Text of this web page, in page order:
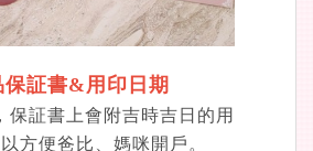
保証書&用印日期
保証書上會附吉時吉日的用
方便爸比、媽咪開戶。